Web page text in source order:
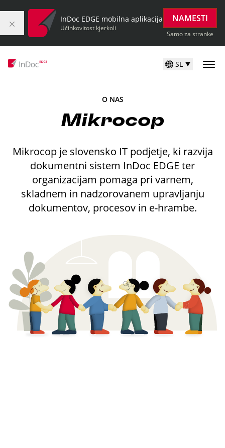
InDoc EDGE mobilna aplikacija
Učinkovitost kjerkoli
NAMESTI
Samo za stranke
SL
O NAS
Mikrocop
Mikrocop je slovensko IT podjetje, ki razvija
dokumentni sistem InDoc EDGE ter
organizacijam pomaga pri varnem,
skladnem in nadzorovanem upravljanju
dokumentov, procesov in e-hrambe.